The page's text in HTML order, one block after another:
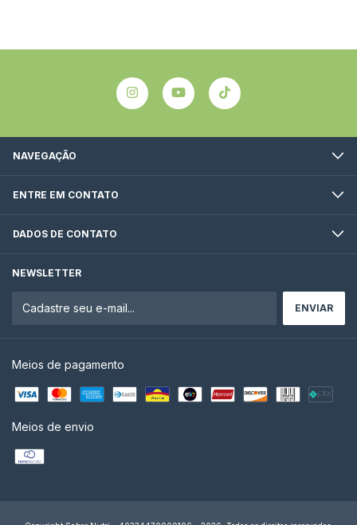
NAVEGAÇÃO
ENTRE EM CONTATO
DADOS DE CONTATO
NEWSLETTER
Meios de pagamento
Meios de envio